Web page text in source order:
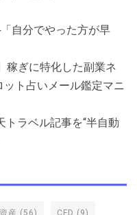
自分でやった方が早
稼ぎに特化した副業ネ
ト占いメール鑑定マニ
トラベル記事を“半自動
産 (56) CFD (9)